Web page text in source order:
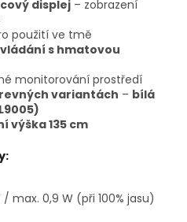
displej – zobrazení
použití ve tmě
s hmatovou
monitorování prostředí
variantách – bílá
výška 135 cm
max. 0,9 W (při 100% jasu)